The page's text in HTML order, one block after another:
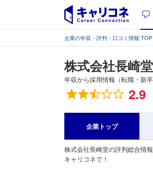
企業の年収・評判・口コミ情報 TOP
株式会社長崎堂
年収から採用情報（転職・新
総合評価 2.9
企業トップ
株式会社長崎堂の評判総合情
キャリコネで！